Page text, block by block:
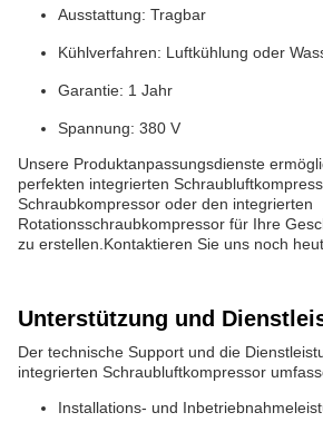
Ausstattung: Tragbar
Kühlverfahren: Luftkühlung oder
Garantie: 1 Jahr
Spannung: 380 V
Unsere Produktanpassungsdienste
perfekten integrierten
Schraubkompressor oder den integrierten
Rotationsschraubkompressor für Ihre
zu erstellen.Kontaktieren Sie uns noch
Unterstützung und
Der technische Support und die
integrierten Schraubluftkompressor
Installations- und